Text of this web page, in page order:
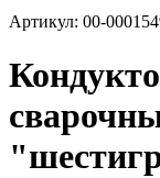
Артикул: 00-